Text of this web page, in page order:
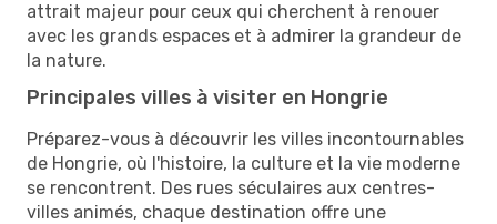
attrait majeur pour ceux qui cherchent à renouer
avec les grands espaces et à admirer la grandeur de
la nature.
Principales villes à visiter en Hongrie
Préparez-vous à découvrir les villes incontournables
de Hongrie, où l'histoire, la culture et la vie moderne
se rencontrent. Des rues séculaires aux centres-
villes animés, chaque destination offre une